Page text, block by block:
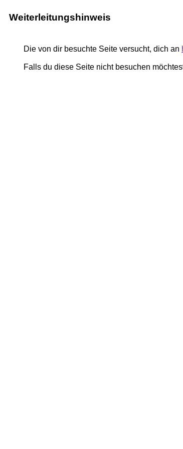
Weiterleitungshinweis
Die von dir besuchte Seite versucht, dich an
Falls du diese Seite nicht besuchen